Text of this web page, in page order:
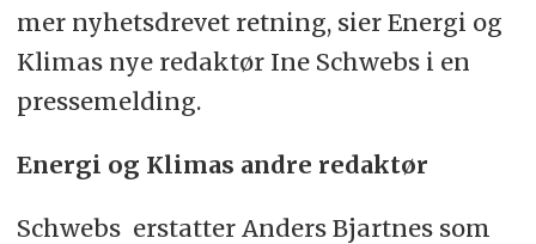
mer nyhetsdrevet retning, sier Energi og
Klimas nye redaktør Ine Schwebs i en
pressemelding.
Energi og Klimas andre redaktør
Schwebs erstatter Anders Bjartnes som